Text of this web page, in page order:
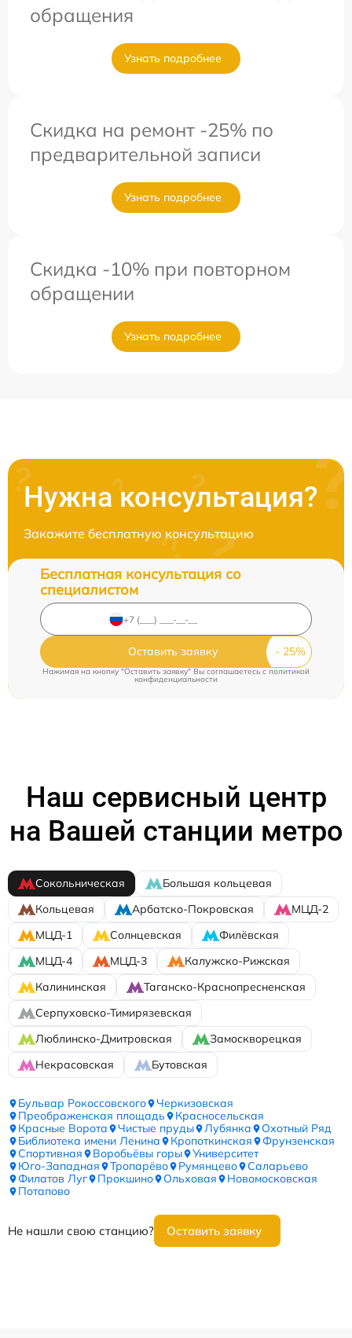
обращения
Узнать подробнее
Скидка на ремонт -25% по
предварительной записи
Узнать подробнее
Скидка -10% при повторном
обращении
Узнать подробнее
Нужна консультация?
Закажите бесплатную консультацию
Бесплатная консультация со
специалистом
Оставить заявку
Нажимая на кнопку "Оставить заявку" Вы соглашаетесь c политикой
конфиденциальности
Наш сервисный центр
на Вашей станции метро
Сокольническая
Большая кольцевая
Кольцевая
Арбатско-Покровская
МЦД-2
МЦД-1
Солнцевская
Филёвская
МЦД-4
МЦД-3
Калужско-Рижская
Калининская
Таганско-Краснопресненская
Серпуховско-Тимирязевская
Люблинско-Дмитровская
Замоскворецкая
Некрасовская
Бутовская
Бульвар Рокоссовского
Черкизовская
Преображенская площадь
Красносельская
Красные Ворота
Чистые пруды Лубянка
Охотный Ряд
Библиотека имени Ленина
Кропоткинская
Фрунзенская
Спортивная
Воробьёвы горы
Университет
Юго-Западная
Тропарёво Румянцево
Саларьево
Филатов Луг
Прокшино Ольховая
Новомосковская
Потапово
Не нашли свою станцию? Оставить заявку